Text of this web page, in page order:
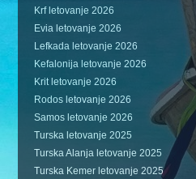
Krf letovanje 2026
Evia letovanje 2026
Lefkada letovanje 2026
Kefalonija letovanje 2026
Krit letovanje 2026
Rodos letovanje 2026
Samos letovanje 2026
Turska letovanje 2025
Turska Alanja letovanje 2025
Turska Kemer letovanje 2025